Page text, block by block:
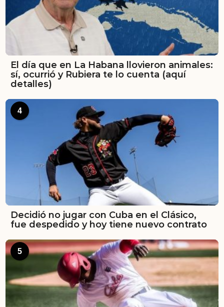
El día que en La Habana llovieron animales:
sí, ocurrió y Rubiera te lo cuenta (aquí
detalles)
4
Decidió no jugar con Cuba en el Clásico,
fue despedido y hoy tiene nuevo contrato
5